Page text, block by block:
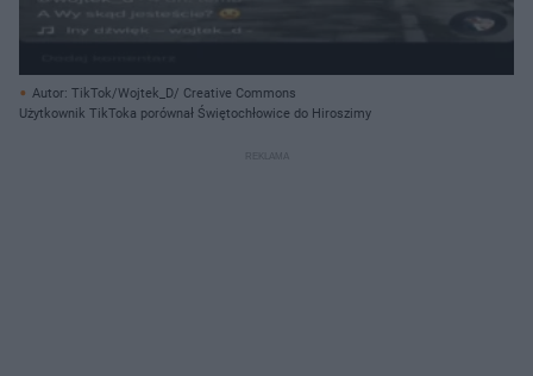
Autor: TikTok/Wojtek_D/ Creative Commons
Użytkownik TikToka porównał Świętochłowice do Hiroszimy